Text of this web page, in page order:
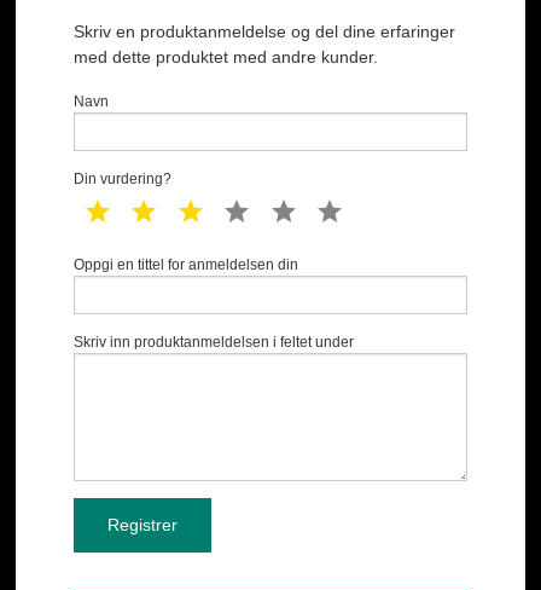
Skriv en produktanmeldelse og del dine erfaringer
med dette produktet med andre kunder.
Navn
Din vurdering?
1 star 2 star 3 star 4 star 5 star
Oppgi en tittel for anmeldelsen din
Skriv inn produktanmeldelsen i feltet under